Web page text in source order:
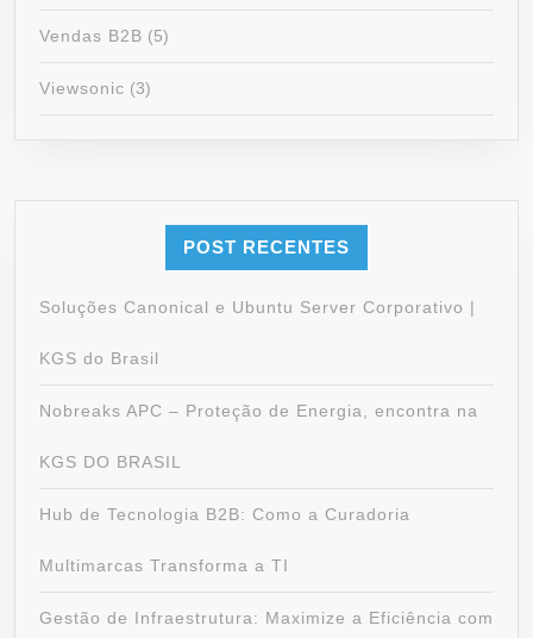
Vendas B2B (5)
Viewsonic (3)
POST RECENTES
Soluções Canonical e Ubuntu Server Corporativo |
KGS do Brasil
Nobreaks APC – Proteção de Energia, encontra na
KGS DO BRASIL
Hub de Tecnologia B2B: Como a Curadoria
Multimarcas Transforma a TI
Gestão de Infraestrutura: Maximize a Eficiência com